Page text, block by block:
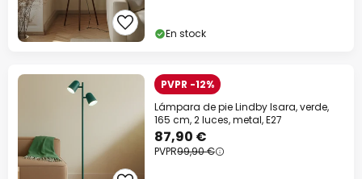
En stock
PVPR -12%
Lámpara de pie Lindby Isara, verde,
165 cm, 2 luces, metal, E27
87,90 €
PVPR99,90 €